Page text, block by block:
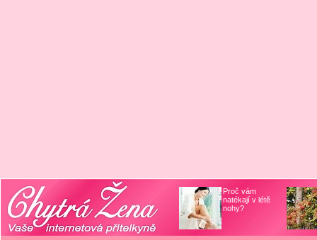
Proč vám
natékají v létě
nohy?